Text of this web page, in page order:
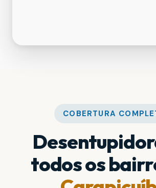
COBERTURA
todos os